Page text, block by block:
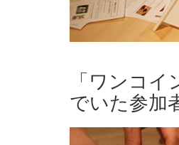
「ワンコ
でいた参加